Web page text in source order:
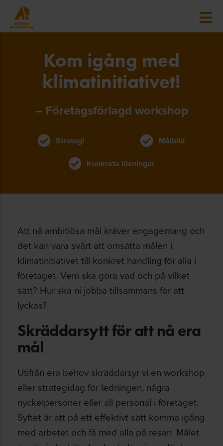
Kom igång med
klimatinitiativet!
– Företagsförlagd workshop
Strategi
Målbild
Konkreta lösningar
Att nå ambitiösa mål kräver engagemang och
det kan vara svårt att omsätta målen i
klimatinitiativet till konkret handling för alla i
företaget. Vem ska göra vad och på vilket
sätt? Hur ska ni jobba tillsammans för att
lyckas?
Skräddarsytt för att nå era
mål
Utifrån era behov skräddarsyr vi en workshop
eller strategidag för ledningen, några
nyckelpersoner eller all personal i företaget.
Syftet är att på ett effektivt sätt komma igång
med arbetet och få med alla på resan. Målet